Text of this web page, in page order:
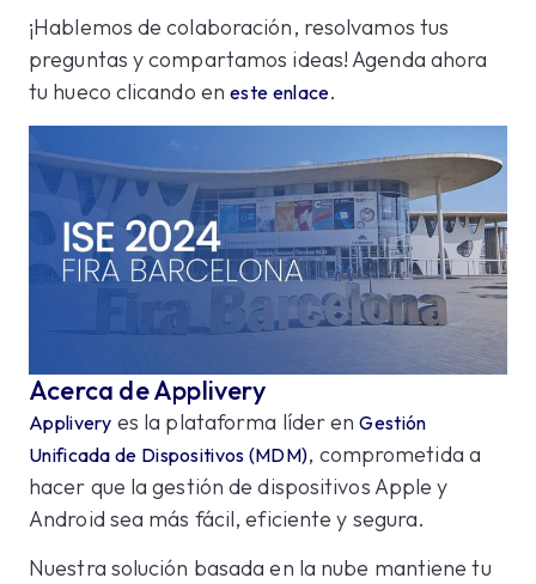
¡Hablemos de colaboración, resolvamos tus
preguntas y compartamos ideas! Agenda ahora
tu hueco clicando eneste enlace.
Acerca de Applivery
Applivery es la plataforma líder enGestión
Unificada de Dispositivos (MDM), comprometida a
hacer que la gestión de dispositivos Apple y
Android sea más fácil, eficiente y segura.
Nuestra solución basada en la nube mantiene tu